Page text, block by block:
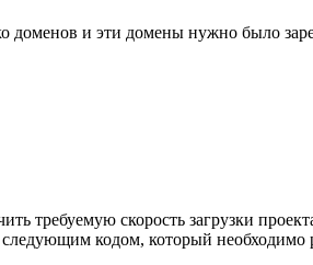
доменов и эти домены нужно было
требуемую скорость загрузки
кодом, который необходимо